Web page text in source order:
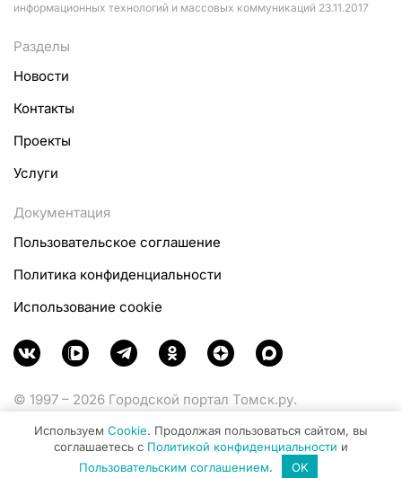
информационных технологий и массовых коммуникаций 23.11.2017
Разделы
Новости
Контакты
Проекты
Услуги
Документация
Пользовательское соглашение
Политика конфиденциальности
Использование cookie
© 1997 – 2026 Городской портал Томск.ру.
Министерства цифрового развития, связи и массовых
коммуникаций Российской Федерации.
Используем Cookie. Продолжая пользоваться сайтом, вы
соглашаетесь с Политикой конфиденциальности и
Пользовательским соглашением. OK